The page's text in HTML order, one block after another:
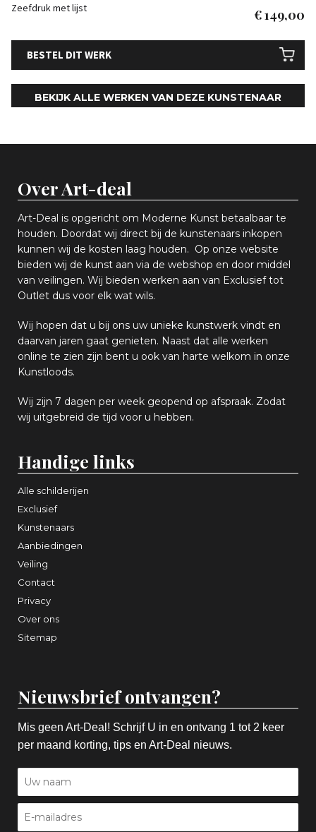
Zeefdruk met lijst
€149,00
BESTEL DIT WERK
BEKIJK ALLE WERKEN VAN DEZE KUNSTENAAR
Over Art-deal
Art-Deal is opgericht om Moderne Kunst betaalbaar te
houden. Doordat wij direct bij de kunstenaars inkopen
kunnen wij de kosten laag houden. Op onze website
bieden wij de kunst aan via de webshop en door middel
van veilingen. Wij bieden werken aan van Exclusief tot
Outlet dus voor elk wat wils.
Wij hopen dat u bij ons uw unieke kunstwerk vindt en
daarvan jaren gaat genieten. Naast dat alle werken
online te zien zijn bent u ook van harte welkom in onze
Kunstloods.
Wij zijn 7 dagen per week geopend op afspraak. Zodat
wij uitgebreid de tijd voor u hebben.
Handige links
Alle schilderijen
Exclusief
Kunstenaars
Aanbiedingen
Veiling
Contact
Privacy
Over ons
Sitemap
Nieuwsbrief ontvangen?
Mis geen Art-Deal! Schrijf U in en ontvang 1 tot 2 keer
per maand korting, tips en Art-Deal nieuws.